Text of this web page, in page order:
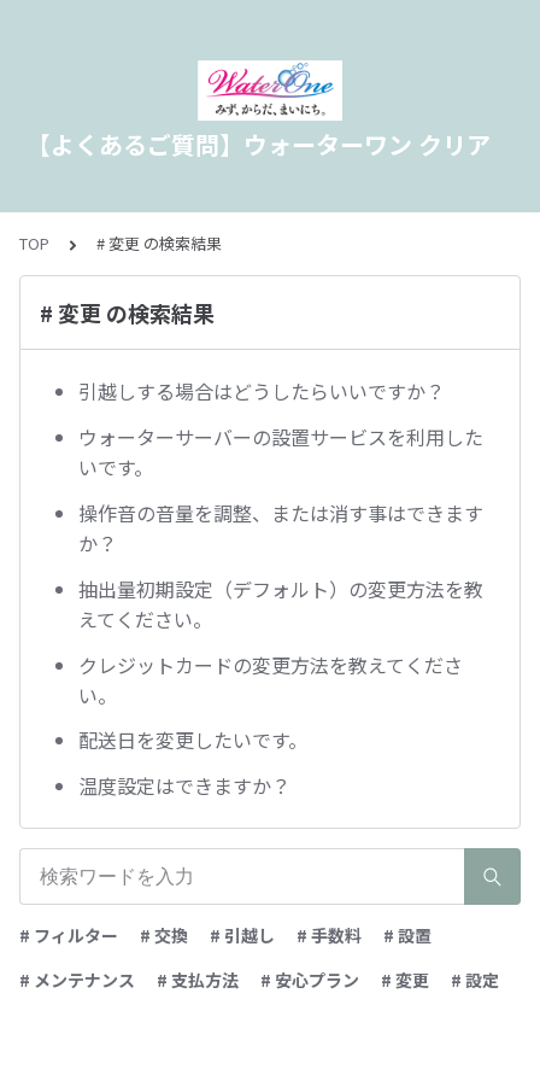
【よくあるご質問】ウォーターワン クリア
TOP # 変更 の検索結果
# 変更 の検索結果
引越しする場合はどうしたらいいですか？
ウォーターサーバーの設置サービスを利用した
いです。
操作音の音量を調整、または消す事はできます
か？
抽出量初期設定（デフォルト）の変更方法を教
えてください。
クレジットカードの変更方法を教えてくださ
い。
配送日を変更したいです。
温度設定はできますか？
# フィルター # 交換 # 引越し # 手数料
# 設置
# メンテナンス
# 支払方法 # 安心プラン # 変更 # 設定